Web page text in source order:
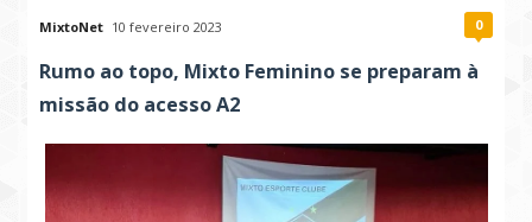
MixtoNet 10 fevereiro 2023 0
Rumo ao topo, Mixto Feminino se preparam à
missão do acesso A2